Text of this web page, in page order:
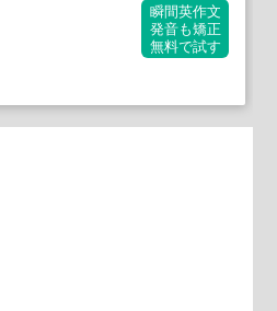
瞬間英作文
発音も矯正
無料で試す